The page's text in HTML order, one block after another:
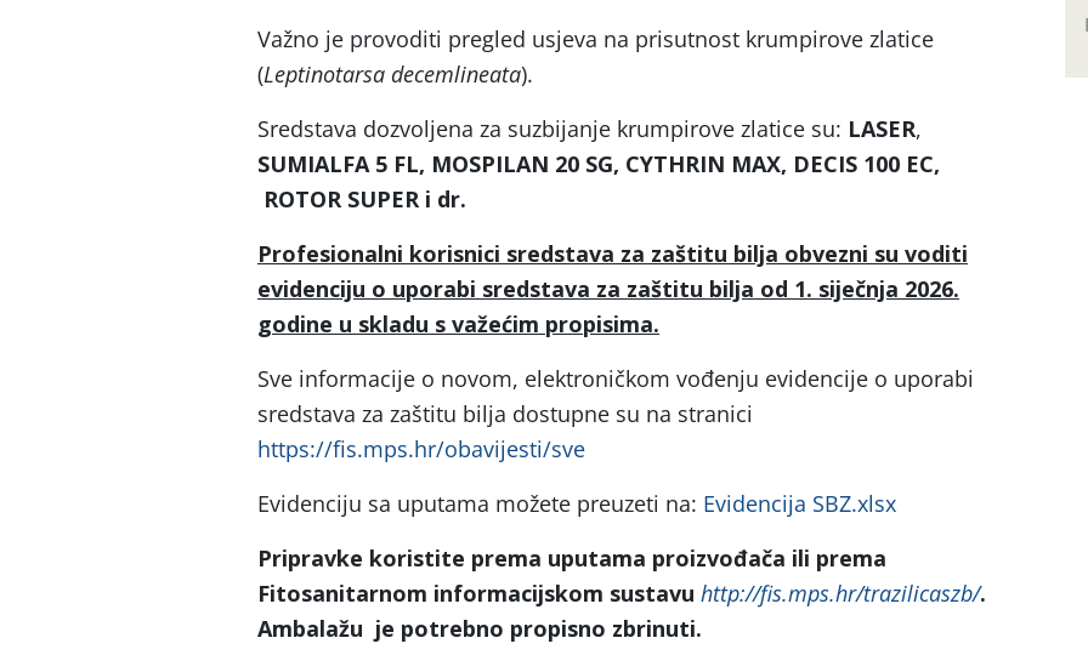
Važno je provoditi pregled usjeva na prisutnost krumpirove zlatice
(Leptinotarsa decemlineata).
Sredstava dozvoljena za suzbijanje krumpirove zlatice su: LASER,
SUMIALFA 5 FL, MOSPILAN 20 SG, CYTHRIN MAX, DECIS 100 EC,
ROTOR SUPER i dr.
Profesionalni korisnici sredstava za zaštitu bilja obvezni su voditi
evidenciju o uporabi sredstava za zaštitu bilja od 1. siječnja 2026.
godine u skladu s važećim propisima.
Sve informacije o novom, elektroničkom vođenju evidencije o uporabi
sredstava za zaštitu bilja dostupne su na stranici
https://fis.mps.hr/obavijesti/sve
Evidenciju sa uputama možete preuzeti na: Evidencija SBZ.xlsx
Pripravke koristite prema uputama proizvođača ili prema
Fitosanitarnom informacijskom sustavu http://fis.mps.hr/trazilicaszb/.
Ambalažu je potrebno propisno zbrinuti.